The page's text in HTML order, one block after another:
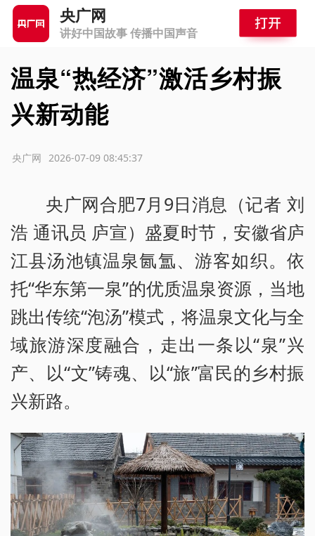
央广网
讲好中国故事 传播中国声音
温泉“热经济”激活乡村振
兴新动能
2026-07-09 08:45:37
央广网
央广网合肥7月9日消息（记者 刘
浩 通讯员 庐宣）盛夏时节，安徽省庐
江县汤池镇温泉氤氲、游客如织。依
托“华东第一泉”的优质温泉资源，当地
跳出传统“泡汤”模式，将温泉文化与全
域旅游深度融合，走出一条以“泉”兴
产、以“文”铸魂、以“旅”富民的乡村振
兴新路。